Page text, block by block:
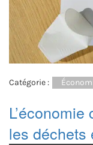
Catégorie :
les déchets